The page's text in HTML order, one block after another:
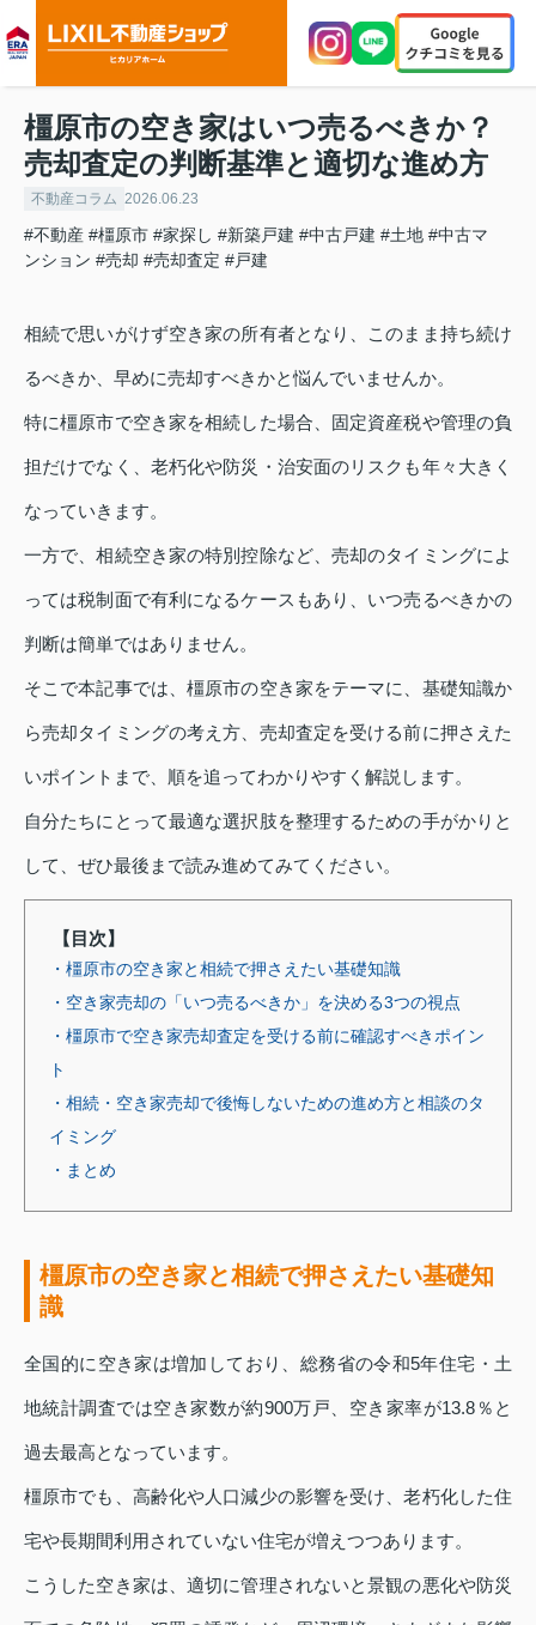
橿原市の空き家はいつ売るべきか？
売却査定の判断基準と適切な進め方
不動産コラム 2026.06.23
#不動産 #橿原市 #家探し #新築戸建 #中古戸建 #土地 #中古マ
ンション #売却 #売却査定 #戸建
相続で思いがけず空き家の所有者となり、このまま持ち続け
るべきか、早めに売却すべきかと悩んでいませんか。
特に橿原市で空き家を相続した場合、固定資産税や管理の負
担だけでなく、老朽化や防災・治安面のリスクも年々大きく
なっていきます。
一方で、相続空き家の特別控除など、売却のタイミングによ
っては税制面で有利になるケースもあり、いつ売るべきかの
判断は簡単ではありません。
そこで本記事では、橿原市の空き家をテーマに、基礎知識か
ら売却タイミングの考え方、売却査定を受ける前に押さえた
いポイントまで、順を追ってわかりやすく解説します。
自分たちにとって最適な選択肢を整理するための手がかりと
して、ぜひ最後まで読み進めてみてください。
【目次】
・橿原市の空き家と相続で押さえたい基礎知識
・空き家売却の「いつ売るべきか」を決める3つの視点
・橿原市で空き家売却査定を受ける前に確認すべきポイン
ト
・相続・空き家売却で後悔しないための進め方と相談のタ
イミング
・まとめ
橿原市の空き家と相続で押さえたい基礎知
識
全国的に空き家は増加しており、総務省の令和5年住宅・土
地統計調査では空き家数が約900万戸、空き家率が13.8％と
過去最高となっています。
橿原市でも、高齢化や人口減少の影響を受け、老朽化した住
宅や長期間利用されていない住宅が増えつつあります。
こうした空き家は、適切に管理されないと景観の悪化や防災